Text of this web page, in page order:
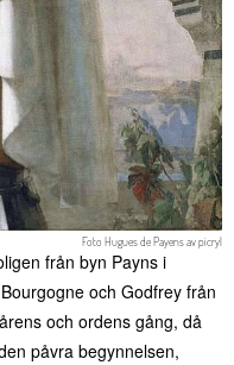
Foto Hugues de Payensavpicryl
från byn Payns i
och Godfrey från
och ordens gång, då
påvra begynnelsen,